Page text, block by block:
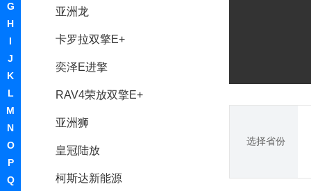
G
H
I
J
K
L
M
N
O
P
Q
亚洲龙
卡罗拉双擎E+
奕泽E进擎
RAV4荣放双擎E+
亚洲狮
皇冠陆放
柯斯达新能源
选择省份